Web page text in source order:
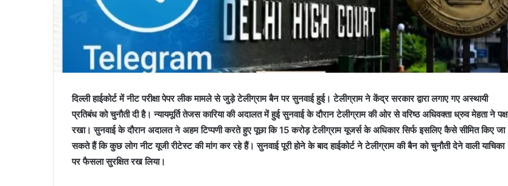
दिल्ली हाईकोर्ट में नीट परीक्षा पेपर लीक मामले से जुड़े टेलीग्राम बैन पर सुनवाई हुई। टेलीग्राम ने केंद्र सरकार द्वारा लगाए गए अस्थायी
प्रतिबंध को चुनौती दी है। न्यायमूर्ति तेजस कारिया की अदालत में हुई सुनवाई के दौरान टेलीग्राम की ओर से वरिष्ठ अधिवक्ता ध्रुव मेहता ने पक्ष
रखा। सुनवाई के दौरान अदालत ने अहम टिप्पणी करते हुए पूछा कि 15 करोड़ टेलीग्राम यूजर्स के अधिकार सिर्फ इसलिए कैसे सीमित किए जा
सकते हैं कि कुछ लोग नीट यूजी रीटेस्ट की मांग कर रहे हैं। सुनवाई पूरी होने के बाद हाईकोर्ट ने टेलीग्राम की बैन को चुनौती देने वाली याचिका
पर फैसला सुरक्षित रख लिया।